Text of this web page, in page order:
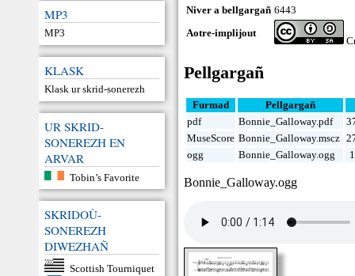
MP3
MP3
KLASK
Klask ur skrid-sonerezh
UR SKRID-
SONEREZH EN
ARVAR
Tobin’s Favorite
SKRIDOÙ-
SONEREZH
DIWEZHAÑ
Scottish Tourniquet
Niver a bellgargañ 6443
Aotre-implijout
Pellgargañ
Furmad
Pellgargañ
pdf
Bonnie_Galloway.pdf
MuseScore Bonnie_Galloway.mscz
ogg
Bonnie_Galloway.ogg
Bonnie_Galloway.ogg